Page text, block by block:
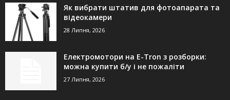
Як вибрати штатив для фотоапарата та
відеокамери
28 Липня, 2026
Електромотори на E-Tron з розборки:
можна купити б/у і не пожаліти
27 Липня, 2026